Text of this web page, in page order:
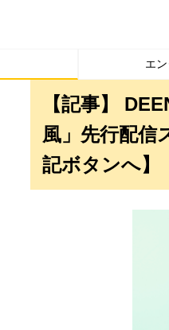
エ
【記事】
風」先行配信
記ボタンへ】